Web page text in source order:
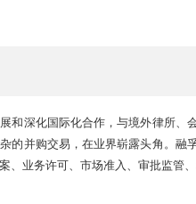
和深化国际化合作，与境外律所、
的并购交易，在业界崭露头角。融
、业务许可、市场准入、审批监管